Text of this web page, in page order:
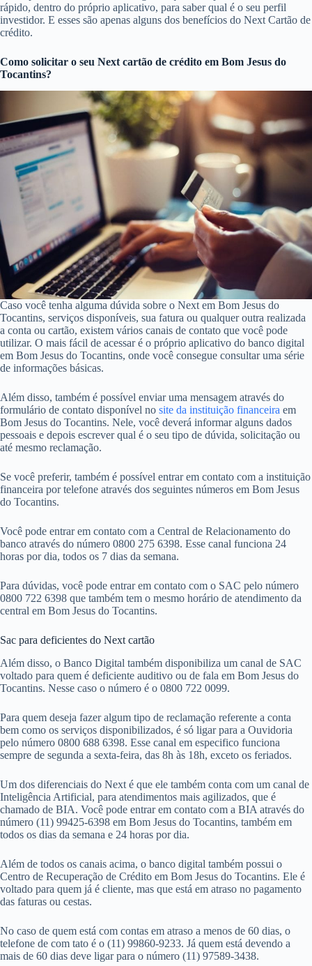
rápido, dentro do próprio aplicativo, para saber qual é o seu perfil
investidor. E esses são apenas alguns dos benefícios do Next Cartão de
crédito.
Como solicitar o seu Next cartão de crédito em Bom Jesus do
Tocantins?
Caso você tenha alguma dúvida sobre o Next em Bom Jesus do
Tocantins, serviços disponíveis, sua fatura ou qualquer outra realizada
a conta ou cartão, existem vários canais de contato que você pode
utilizar. O mais fácil de acessar é o próprio aplicativo do banco digital
em Bom Jesus do Tocantins, onde você consegue consultar uma série
de informações básicas.
Além disso, também é possível enviar uma mensagem através do
formulário de contato disponível no site da instituição financeira em
Bom Jesus do Tocantins. Nele, você deverá informar alguns dados
pessoais e depois escrever qual é o seu tipo de dúvida, solicitação ou
até mesmo reclamação.
Se você preferir, também é possível entrar em contato com a instituição
financeira por telefone através dos seguintes números em Bom Jesus
do Tocantins.
Você pode entrar em contato com a Central de Relacionamento do
banco através do número 0800 275 6398. Esse canal funciona 24
horas por dia, todos os 7 dias da semana.
Para dúvidas, você pode entrar em contato com o SAC pelo número
0800 722 6398 que também tem o mesmo horário de atendimento da
central em Bom Jesus do Tocantins.
Sac para deficientes do Next cartão
Além disso, o Banco Digital também disponibiliza um canal de SAC
voltado para quem é deficiente auditivo ou de fala em Bom Jesus do
Tocantins. Nesse caso o número é o 0800 722 0099.
Para quem deseja fazer algum tipo de reclamação referente a conta
bem como os serviços disponibilizados, é só ligar para a Ouvidoria
pelo número 0800 688 6398. Esse canal em especifico funciona
sempre de segunda a sexta-feira, das 8h às 18h, exceto os feriados.
Um dos diferenciais do Next é que ele também conta com um canal de
Inteligência Artificial, para atendimentos mais agilizados, que é
chamado de BIA. Você pode entrar em contato com a BIA através do
número (11) 99425-6398 em Bom Jesus do Tocantins, também em
todos os dias da semana e 24 horas por dia.
Além de todos os canais acima, o banco digital também possui o
Centro de Recuperação de Crédito em Bom Jesus do Tocantins. Ele é
voltado para quem já é cliente, mas que está em atraso no pagamento
das faturas ou cestas.
No caso de quem está com contas em atraso a menos de 60 dias, o
telefone de com tato é o (11) 99860-9233. Já quem está devendo a
mais de 60 dias deve ligar para o número (11) 97589-3438.